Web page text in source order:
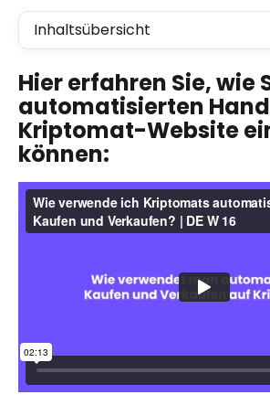
Inhaltsübersicht
Hier erfahren Sie, wie
automatisierten
Kriptomat-Website
können: